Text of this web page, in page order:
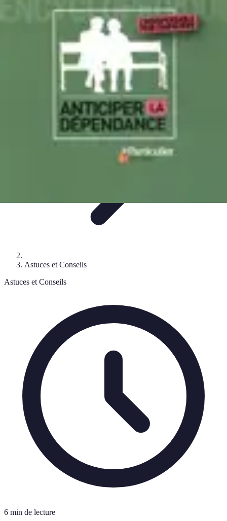
Promotions Soldes
Astuces et ConseilsStratégies et AstucesStratégies
Promotions Soldes
Astuces et Conseils
Astuces et Conseils
6 min de lecture